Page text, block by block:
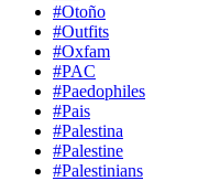
#Otoño
#Outfits
#Oxfam
#PAC
#Paedophiles
#Pais
#Palestina
#Palestine
#Palestinians